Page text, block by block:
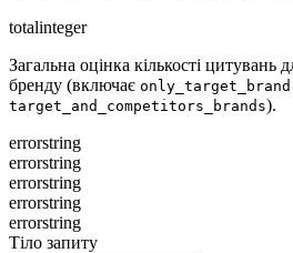
totalinteger
Загальна оцінка кількості цитувань
бренду (включає only_target_brand
target_and_competitors_brands).
errorstring
errorstring
errorstring
errorstring
errorstring
Тіло запиту